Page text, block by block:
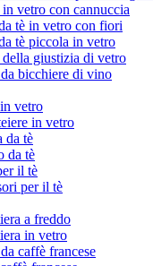
vetro con cannuccia
tè in vetro con fiori
tè piccola in vetro
giustizia di vetro
bicchiere di vino
vetro
in vetro
da tè
da tè
il tè
per il tè
a freddo
in vetro
caffè francese